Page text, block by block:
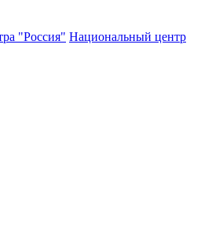
Национальный центр